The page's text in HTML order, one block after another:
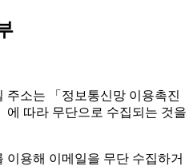
주소는 「정보통신망 이용촉진
에 따라 무단으로 수집되는 것을
이용해 이메일을 무단 수집하거